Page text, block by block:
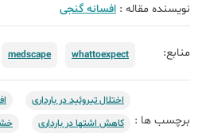
نویسنده مقاله : افسانه گنجی
منابع: whattoexpect
medscape
برچسب ها :
اختلال تیروئید در بارداری
کاهش اشتها در بارداری